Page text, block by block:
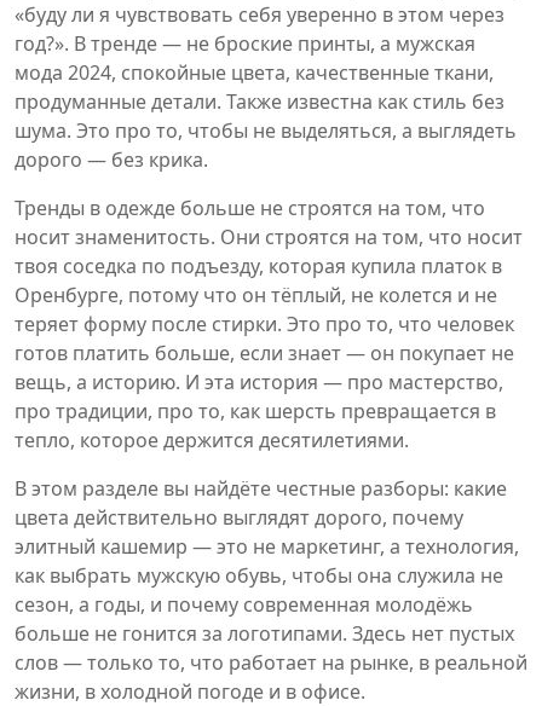
«буду ли я чувствовать себя уверенно в этом через
год?». В тренде — не броские принты, а мужская
мода 2024, спокойные цвета, качественные ткани,
продуманные детали. Также известна как стиль без
шума. Это про то, чтобы не выделяться, а выглядеть
дорого — без крика.
Тренды в одежде больше не строятся на том, что
носит знаменитость. Они строятся на том, что носит
твоя соседка по подъезду, которая купила платок в
Оренбурге, потому что он тёплый, не колется и не
теряет форму после стирки. Это про то, что человек
готов платить больше, если знает — он покупает не
вещь, а историю. И эта история — про мастерство,
про традиции, про то, как шерсть превращается в
тепло, которое держится десятилетиями.
В этом разделе вы найдёте честные разборы: какие
цвета действительно выглядят дорого, почему
элитный кашемир — это не маркетинг, а технология,
как выбрать мужскую обувь, чтобы она служила не
сезон, а годы, и почему современная молодёжь
больше не гонится за логотипами. Здесь нет пустых
слов — только то, что работает на рынке, в реальной
жизни, в холодной погоде и в офисе.